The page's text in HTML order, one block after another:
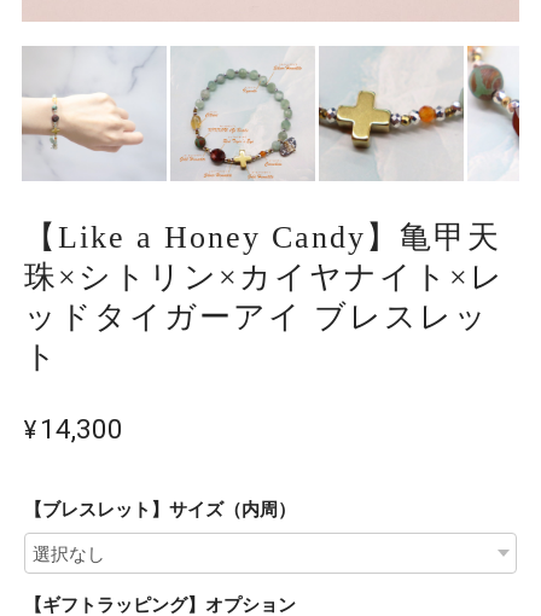
【Like a Honey Candy】亀甲天
珠×シトリン×カイヤナイト×レ
ッドタイガーアイ ブレスレッ
ト
¥14,300
【ブレスレット】サイズ（内周）
【ギフトラッピング】オプション